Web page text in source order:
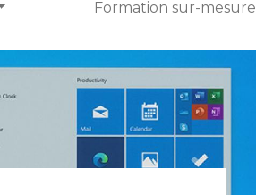
Formation sur-mesure